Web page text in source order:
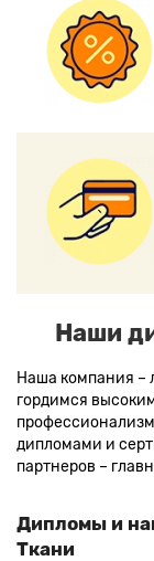
Наши
Наша компания –
гордимся
дипломами и
партнеров –
Дипломы и
Ткани